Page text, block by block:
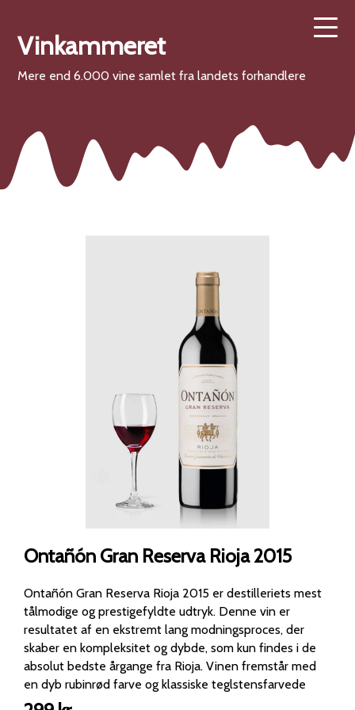
Vinkammeret
Mere end 6.000 vine samlet fra landets forhandlere
Ontañón Gran Reserva Rioja 2015
Ontañón Gran Reserva Rioja 2015 er destilleriets mest
tålmodige og prestigefyldte udtryk. Denne vin er
resultatet af en ekstremt lang modningsproces, der
skaber en kompleksitet og dybde, som kun findes i de
absolut bedste årgange fra Rioja. Vinen fremstår med
en dyb rubinrød farve og klassiske teglstensfarvede
nuancer i kanten, hvilket vidner om dens lange lagring: